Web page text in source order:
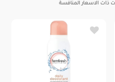
ذات الاسعار المنافسة